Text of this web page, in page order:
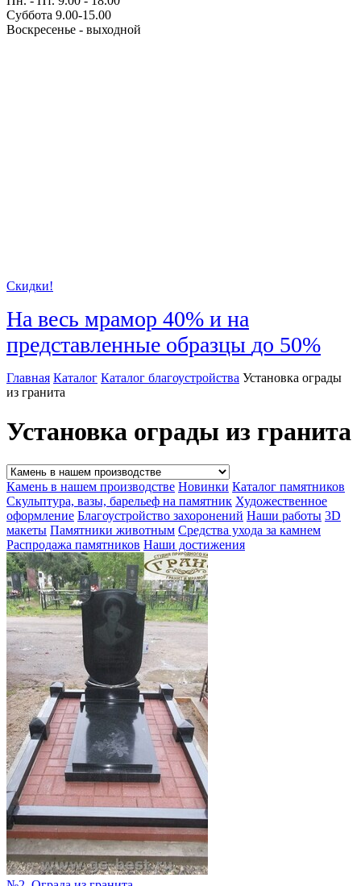
Суббота 9.00-15.00
Воскресенье - выходной
Скидки!
На весь мрамор 40% и на
представленные образцы до 50%
Главная Каталог Каталог благоустройства Установка ограды
из гранита
Установка ограды из гранита
Камень в нашем производстве Новинки Каталог памятников
Скульптура, вазы, барельеф на памятник Художественное
оформление Благоустройство захоронений Наши работы 3D
макеты Памятники животным Средства ухода за камнем
Распродажа памятников Наши достижения